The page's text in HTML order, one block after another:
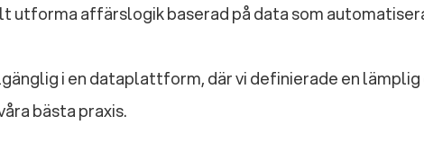
affärslogik baserad på data som
i en dataplattform, där vi definierade en
bästa praxis.